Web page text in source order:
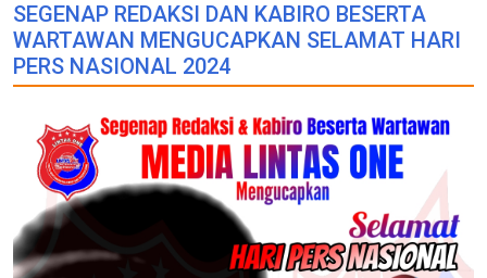
SEGENAP REDAKSI DAN KABIRO BESERTA
WARTAWAN MENGUCAPKAN SELAMAT HARI
PERS NASIONAL 2024